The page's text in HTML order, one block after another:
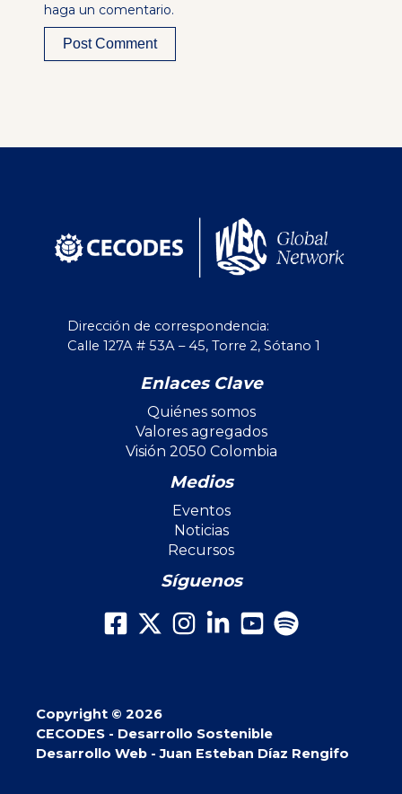
haga un comentario.
Dirección de correspondencia:
Calle 127A # 53A – 45, Torre 2, Sótano 1
Enlaces Clave
Quiénes somos
Valores agregados
Visión 2050 Colombia
Medios
Eventos
Noticias
Recursos
Síguenos
Copyright © 2026
CECODES - Desarrollo Sostenible
Desarrollo Web - Juan Esteban Díaz Rengifo